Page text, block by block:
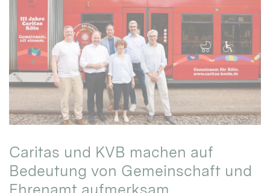
Caritas und KVB machen auf
Bedeutung von Gemeinschaft und